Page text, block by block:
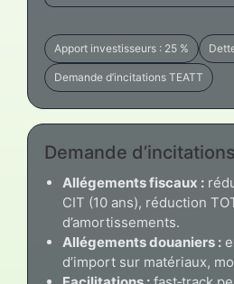
Apport investisseurs : 25 %
Demande d’incitations TEATT
Demande
Allégements fiscaux :
CIT (10 ans), réduction
d’amortissements.
Allégements douaniers :
d’import sur matériaux,